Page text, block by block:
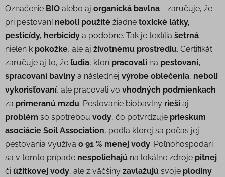
Označenie BIO alebo aj organická bavlna - zaručuje, že
pri pestovaní neboli použíté žiadne toxické látky,
pesticídy, herbicídy a podobne. Tak je textília šetrná
nielen k pokožke, ale aj životnému prostrediu. Certifikát
zaručuje aj to, že ľudia, ktorí pracovali na pestovaní,
spracovaní bavlny a následnej výrobe oblečenia, neboli
vykorisťovaní, ale pracovali vo vhodných podmienkach
za primeranú mzdu. Pestovanie biobavlny rieši aj
problém so spotrebou vody, čo potvrdzuje prieskum
asociácie Soil Association, podľa ktorej sa počas jej
pestovania využíva o 91 % menej vody. Poľnohospodári
sa v tomto prípade nespoliehajú na lokálne zdroje pitnej
či úžitkovej vody, ale z väčšiny zavlažujú svoje plodiny